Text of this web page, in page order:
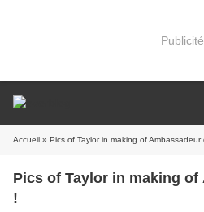
Publicité
Accueil » Pics of Taylor in making of Ambassadeur
Pics of Taylor in making of
!